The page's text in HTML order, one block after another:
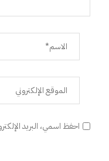
احفظ اسمي، البريد